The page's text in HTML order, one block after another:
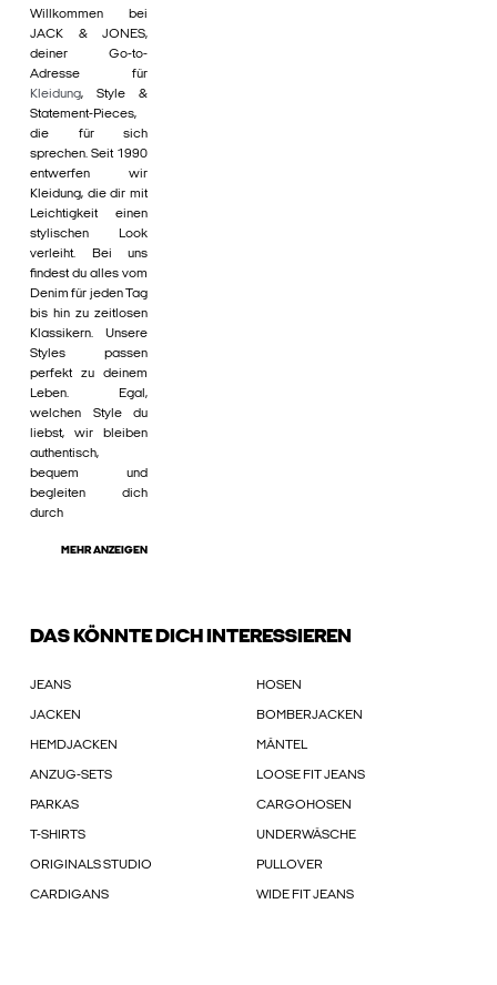
Willkommen bei
JACK & JONES,
deiner Go-to-
Adresse für
Kleidung, Style &
Statement-Pieces,
die für sich
sprechen. Seit 1990
entwerfen wir
Kleidung, die dir mit
Leichtigkeit einen
stylischen Look
verleiht. Bei uns
findest du alles vom
Denim für jeden Tag
bis hin zu zeitlosen
Klassikern. Unsere
Styles passen
perfekt zu deinem
Leben. Egal,
welchen Style du
liebst, wir bleiben
authentisch,
bequem und
begleiten dich
durch
MEHR ANZEIGEN
DAS KÖNNTE DICH INTERESSIEREN
JEANS HOSEN
JACKEN BOMBERJACKEN
HEMDJACKEN MÄNTEL
ANZUG-SETS LOOSE FIT JEANS
PARKAS CARGOHOSEN
T-SHIRTS UNDERWÄSCHE
ORIGINALS STUDIO PULLOVER
CARDIGANS WIDE FIT JEANS